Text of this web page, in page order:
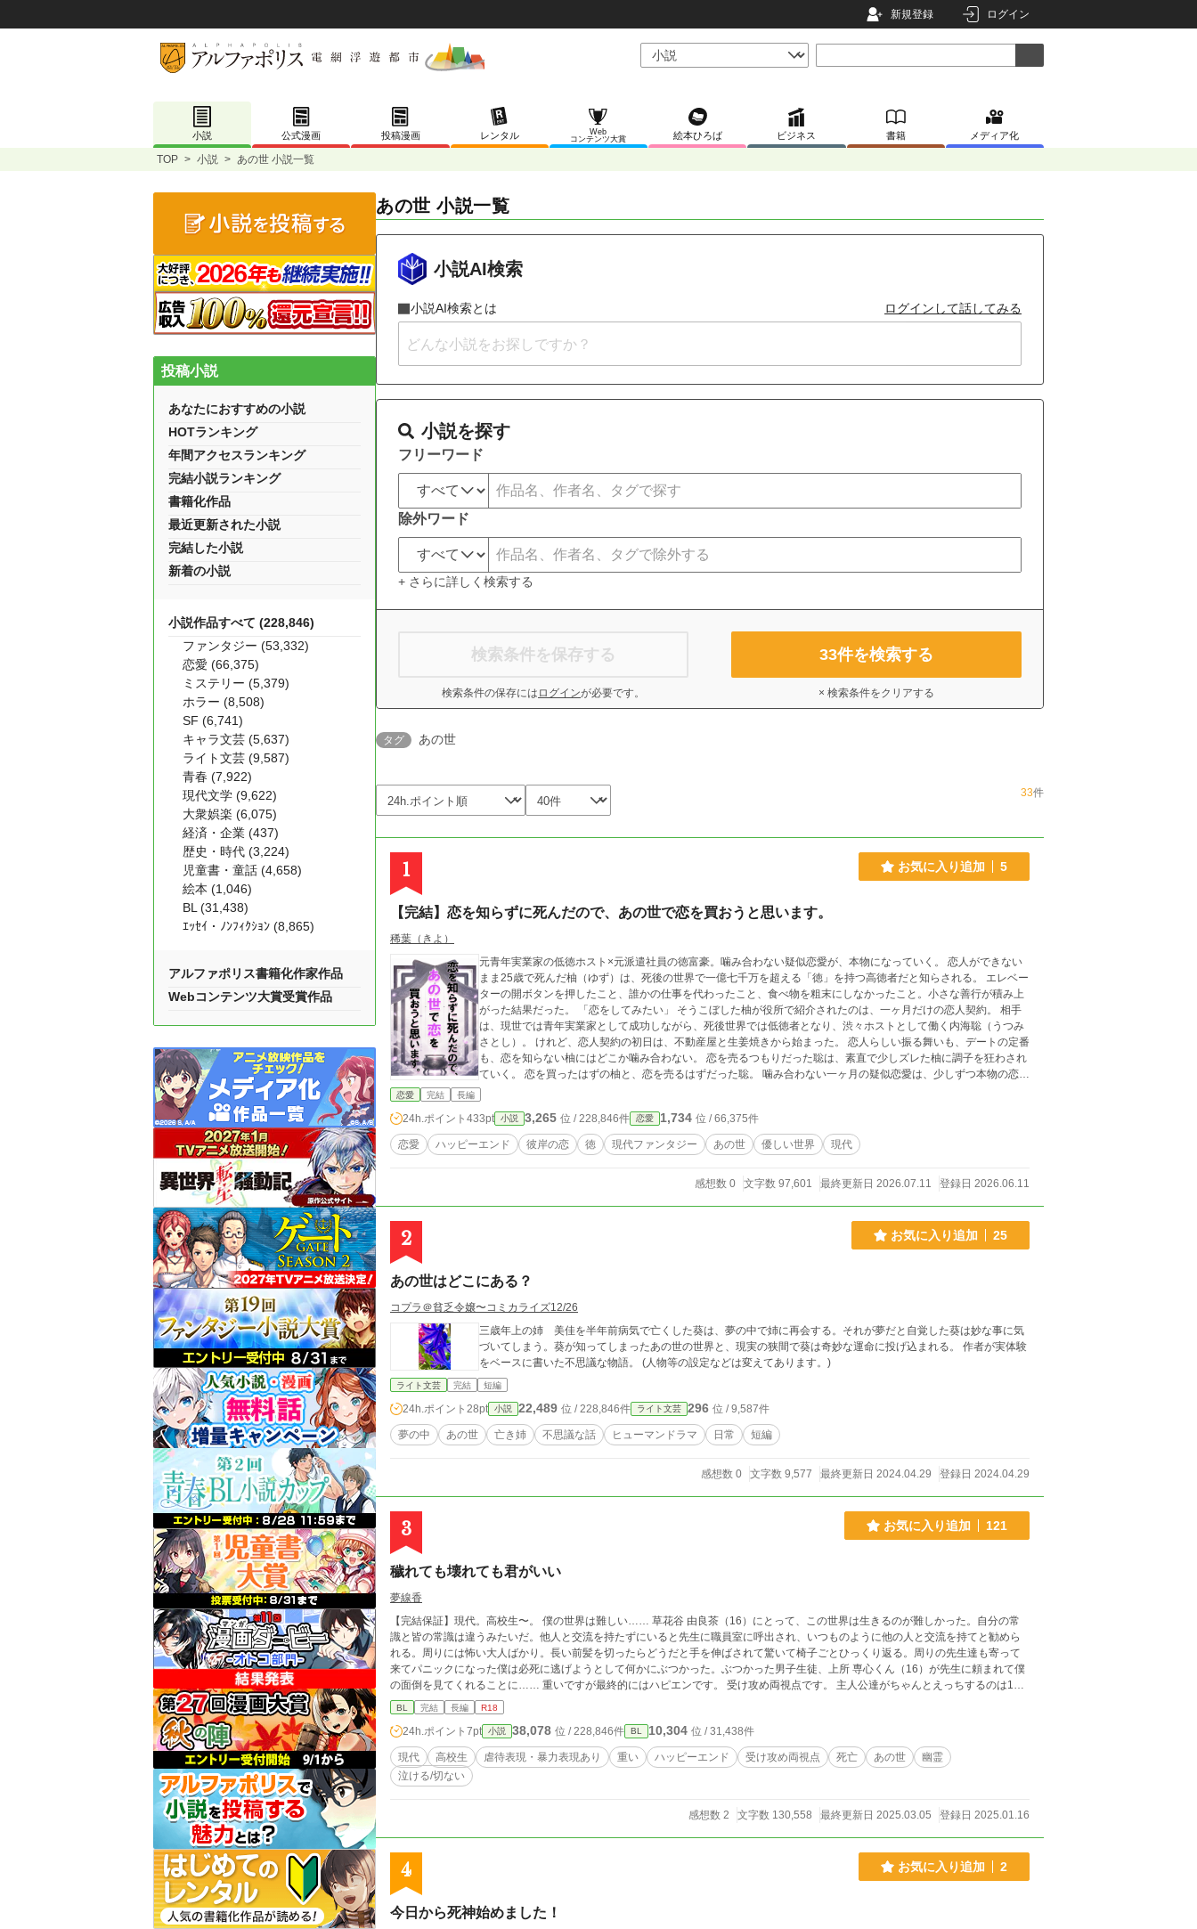
新規登録 ログイン
小説 公式漫画 投稿漫画 レンタル
Web
コンテンツ大賞
絵本ひろば ビジネス 書籍 メディア化
TOP > 小説 > あの世 小説一覧
あの世 小説一覧
小説AI検索
小説AI検索とは ログインして話してみる
小説を探す
フリーワード
除外ワード
+ さらに詳しく検索する
検索条件を保存する
検索条件の保存には ログインが必要です。
33件を検索する
× 検索条件をクリアする
タグ あの世
33件
1 お気に入り追加 5
【完結】恋を知らずに死んだので、あの世で恋を買おうと思います。
稀葉（きよ）
元青年実業家の低徳ホスト×元派遣社員の徳富豪。噛み合わない疑似恋愛が、本物になっていく。 恋人ができない
まま25歳で死んだ柚（ゆず）は、死後の世界で一億七千万を超える「徳」を持つ高徳者だと知らされる。 エレベー
ターの開ボタンを押したこと、誰かの仕事を代わったこと、食べ物を粗末にしなかったこと。小さな善行が積み上
がった結果だった。 「恋をしてみたい」 そうこぼした柚が役所で紹介されたのは、一ヶ月だけの恋人契約。 相手
は、現世では青年実業家として成功しながら、死後世界では低徳者となり、渋々ホストとして働く内海聡（うつみ
さとし）。 けれど、恋人契約の初日は、不動産屋と生姜焼きから始まった。 恋人らしい振る舞いも、デートの定番
も、恋を知らない柚にはどこか噛み合わない。 恋を売るつもりだった聡は、素直で少しズレた柚に調子を狂わされ
ていく。 恋を買ったはずの柚と、恋を売るはずだった聡。 噛み合わない一ヶ月の疑似恋愛は、少しずつ本物の恋に
変わっていく。
恋愛 完結 長編
24h.ポイント 433pt 小説 3,265 位 / 228,846件 恋愛 1,734 位 / 66,375件
恋愛 ハッピーエンド 彼岸の恋 徳 現代ファンタジー あの世 優しい世界 現代
感想数 0 文字数 97,601 最終更新日 2026.07.11 登録日 2026.06.11
2 お気に入り追加 25
あの世はどこにある？
コプラ＠貧乏令嬢〜コミカライズ12/26
三歳年上の姉 美佳を半年前病気で亡くした葵は、夢の中で姉に再会する。それが夢だと自覚した葵は妙な事に気
づいてしまう。葵が知ってしまったあの世の世界と、現実の狭間で葵は奇妙な運命に投げ込まれる。 作者が実体験
をベースに書いた不思議な物語。 (人物等の設定などは変えてあります。)
ライト文芸 完結 短編
24h.ポイント 28pt 小説 22,489 位 / 228,846件 ライト文芸 296 位 / 9,587件
夢の中 あの世 亡き姉 不思議な話 ヒューマンドラマ 日常 短編
感想数 0 文字数 9,577 最終更新日 2024.04.29 登録日 2024.04.29
3 お気に入り追加 121
穢れても壊れても君がいい
夢線香
【完結保証】現代。高校生〜。 僕の世界は難しい…… 草花谷 由良茶（16）にとって、この世界は生きるのが難しかった。自分の常
識と皆の常識は違うみたいだ。他人と交流を持たずにいると先生に職員室に呼出され、いつものように他の人と交流を持てと勧めら
れる。周りには怖い大人ばかり。長い前髪を切ったらどうだと手を伸ばされて驚いて椅子ごとひっくり返る。周りの先生達も寄って
来てパニックになった僕は必死に逃げようとして何かにぶつかった。ぶつかった男子生徒、上所 専心くん（16）が先生に頼まれて僕
の面倒を見てくれることに…… 重いですが最終的にはハピエンです。 受け攻め両視点です。 主人公達がちゃんとえっちするのは18
歳になってからです。 Ｒ18です。暴力、性虐待、援交（匂わせ程度）あり。受けは男女、攻めは女性との経験あり。色々なものをぼ
かして書きました。主人公達の年齢は変わって行きます。 ※ 未成年の性行為、援助交際、暴力、虐待、残虐行為を推奨するもので
はありません。 【警告・AI学習及び無断転載禁止】本作品の文章、設定、ストーリーのあらゆる生成AI（ChatGPT、Claude、Gemini
等）への読み込み、スクレイピング、学習利用、および他サイトへの無断転載・複製行為を固く禁止します。本作品は2025年01月16
日より公開されており、公開日時のタイムスタンプ（証拠）を保持しています。類似するAI生成物や無断転載を確認した場合は、原
典としての権利に基づき、運営への通報および法的措置を含めた厳格な対応を行います。All rights reserved. No AI training. / Unautho
BL 完結 長編 R18
24h.ポイント 7pt 小説 38,078 位 / 228,846件 BL 10,304 位 / 31,438件
現代 高校生 虐待表現・暴力表現あり 重い ハッピーエンド 受け攻め両視点 死亡 あの世
幽霊
泣ける/切ない
感想数 2 文字数 130,558 最終更新日 2025.03.05 登録日 2025.01.16
4 お気に入り追加 2
今日から死神始めました！
投稿小説
あなたにおすすめの小説
HOTランキング
年間アクセスランキング
完結小説ランキング
書籍化作品
最近更新された小説
完結した小説
新着の小説
小説作品すべて (228,846)
ファンタジー (53,332)
恋愛 (66,375)
ミステリー (5,379)
ホラー (8,508)
SF (6,741)
キャラ文芸 (5,637)
ライト文芸 (9,587)
青春 (7,922)
現代文学 (9,622)
大衆娯楽 (6,075)
経済・企業 (437)
歴史・時代 (3,224)
児童書・童話 (4,658)
絵本 (1,046)
BL (31,438)
ｴｯｾｲ・ﾉﾝﾌｨｸｼｮﾝ (8,865)
アルファポリス書籍化作家作品
Webコンテンツ大賞受賞作品